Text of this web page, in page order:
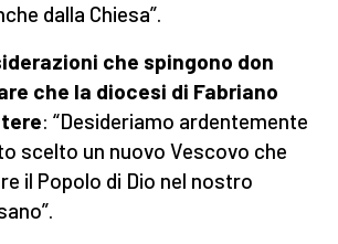
dalla Chiesa”.
che spingono don
che la diocesi di Fabriano
: “Desideriamo ardentemente
scelto un nuovo Vescovo che
il Popolo di Dio nel nostro